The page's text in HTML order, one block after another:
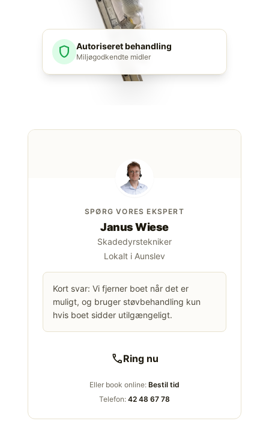
shield Autoriseret behandling
Miljøgodkendte midler
SPØRG VORES EKSPERT
Janus Wiese
Skadedyrstekniker
Lokalt i Aunslev
Kort svar: Vi fjerner boet når det er
muligt, og bruger støvbehandling kun
hvis boet sidder utilgængeligt.
callRing nu
Eller book online: Bestil tid
Telefon: 42 48 67 78